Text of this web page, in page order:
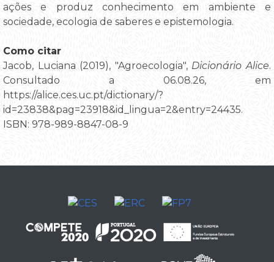
ações e produz conhecimento em ambiente e
sociedade, ecologia de saberes e epistemologia.
Como citar
Jacob, Luciana (2019), "Agroecologia", Dicionário Alice.
Consultado a 06.08.26, em
https://alice.ces.uc.pt/dictionary/?
id=23838&pag=23918&id_lingua=2&entry=24435.
ISBN: 978-989-8847-08-9